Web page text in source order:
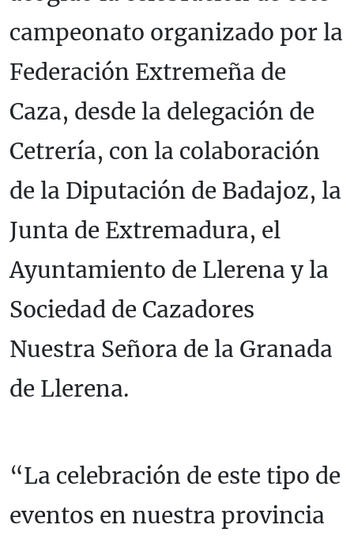
campeonato organizado por la
Federación Extremeña de
Caza, desde la delegación de
Cetrería, con la colaboración
de la Diputación de Badajoz, la
Junta de Extremadura, el
Ayuntamiento de Llerena y la
Sociedad de Cazadores
Nuestra Señora de la Granada
de Llerena.
“La celebración de este tipo de
eventos en nuestra provincia